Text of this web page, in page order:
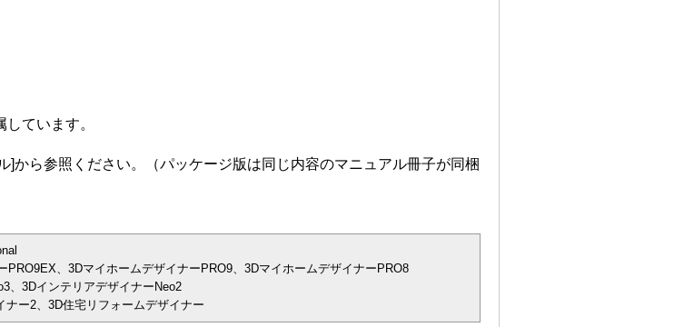
ています。
から参照ください。（パッケージ版は同じ内容のマニュアル冊子が同梱
、3DマイホームデザイナーPRO9、3DマイホームデザイナーPRO8
、3DインテリアデザイナーNeo2
ー2、3D住宅リフォームデザイナー